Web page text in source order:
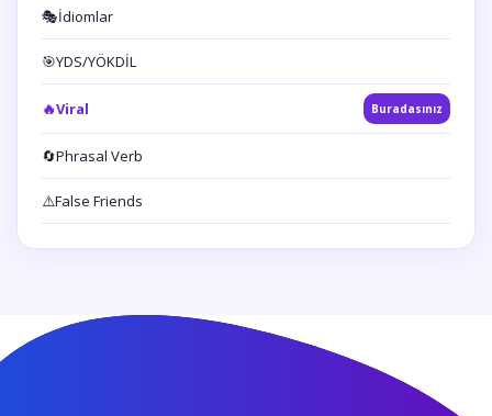
🎭İdiomlar
🎯YDS/YÖKDİL
🔥Viral Buradasınız
🔄Phrasal Verb
⚠️False Friends